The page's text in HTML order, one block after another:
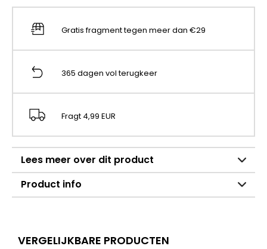
Gratis fragment tegen meer dan €29
365 dagen vol terugkeer
Fragt 4,99 EUR
Lees meer over dit product
Product info
VERGELIJKBARE PRODUCTEN